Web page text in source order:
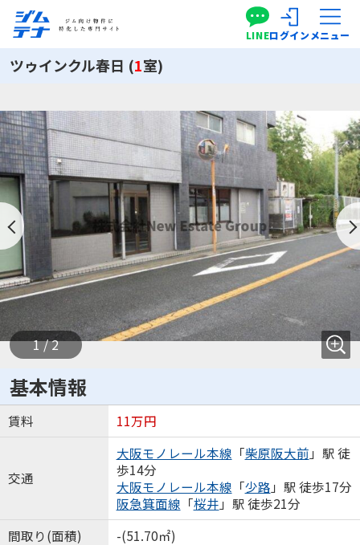
LINEログインメニュー
ツゥインクル春日 (1室)
1 / 2
基本情報
賃料 11万円
交通
大阪モノレール本線 「柴原阪大前 」駅 徒
歩14分
大阪モノレール本線 「少路 」駅 徒歩17分
阪急箕面線 「桜井 」駅 徒歩21分
間取り(面積)
-(51.70㎡)